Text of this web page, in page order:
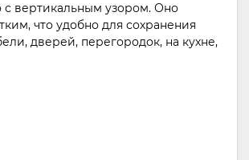
с вертикальным узором. Оно
что удобно для сохранения
дверей, перегородок, на кухне,